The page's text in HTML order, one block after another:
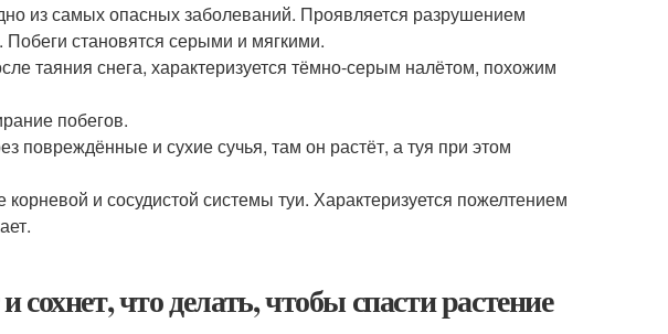
из самых опасных заболеваний. Проявляется разрушением
становятся серыми и мягкими.
таяния снега, характеризуется тёмно-серым налётом, похожим
побегов.
повреждённые и сухие сучья, там он растёт, а туя при этом
и сосудистой системы туи. Характеризуется пожелтением
что делать, чтобы спасти растение